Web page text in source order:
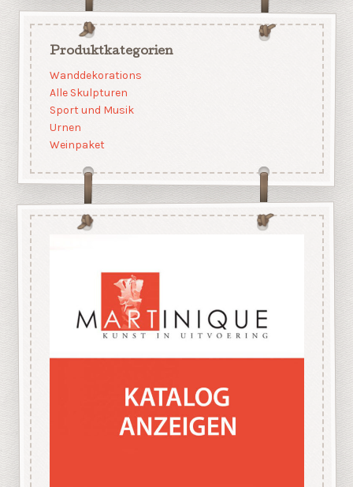
Produktkategorien
Wanddekorations
Alle Skulpturen
Sport und Musik
Urnen
Weinpaket